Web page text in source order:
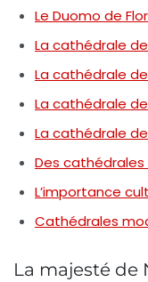
Le Duomo de
La cathédrale
La cathédrale
La cathédrale
La cathédrale
Des
L’importance
Cathédrales
La majesté de